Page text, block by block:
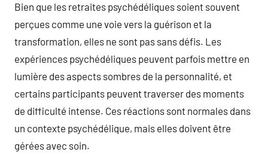
Bien que les retraites psychédéliques soient souvent
perçues comme une voie vers la guérison et la
transformation, elles ne sont pas sans défis. Les
expériences psychédéliques peuvent parfois mettre en
lumière des aspects sombres de la personnalité, et
certains participants peuvent traverser des moments
de difficulté intense. Ces réactions sont normales dans
un contexte psychédélique, mais elles doivent être
gérées avec soin.